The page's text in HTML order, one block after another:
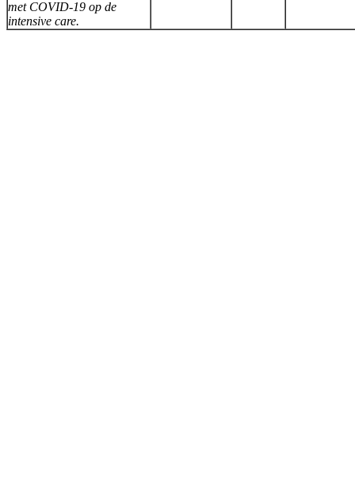
met COVID-19 op de
intensive care.